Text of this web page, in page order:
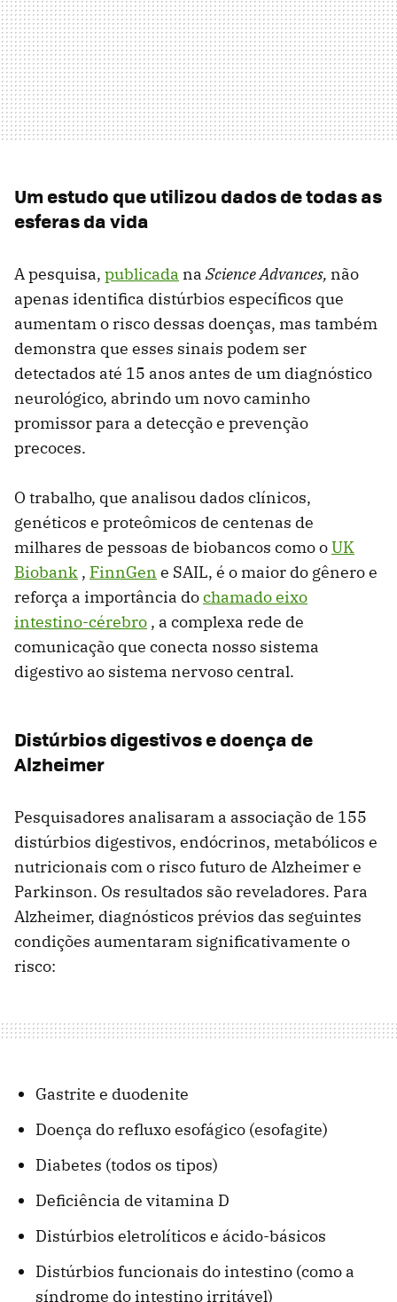
Um estudo que utilizou dados de todas as
esferas da vida
A pesquisa, publicada na Science Advances, não
apenas identifica distúrbios específicos que
aumentam o risco dessas doenças, mas também
demonstra que esses sinais podem ser
detectados até 15 anos antes de um diagnóstico
neurológico, abrindo um novo caminho
promissor para a detecção e prevenção
precoces.
O trabalho, que analisou dados clínicos,
genéticos e proteômicos de centenas de
milhares de pessoas de biobancos como oUK
Biobank , FinnGen e SAIL, é o maior do gênero e
reforça a importância dochamado eixo
intestino-cérebro , a complexa rede de
comunicação que conecta nosso sistema
digestivo ao sistema nervoso central.
Distúrbios digestivos e doença de
Alzheimer
Pesquisadores analisaram a associação de 155
distúrbios digestivos, endócrinos, metabólicos e
nutricionais com o risco futuro de Alzheimer e
Parkinson. Os resultados são reveladores. Para
Alzheimer, diagnósticos prévios das seguintes
condições aumentaram significativamente o
risco:
Gastrite e duodenite
Doença do refluxo esofágico (esofagite)
Diabetes (todos os tipos)
Deficiência de vitamina D
Distúrbios eletrolíticos e ácido-básicos
Distúrbios funcionais do intestino (como a
síndrome do intestino irritável)